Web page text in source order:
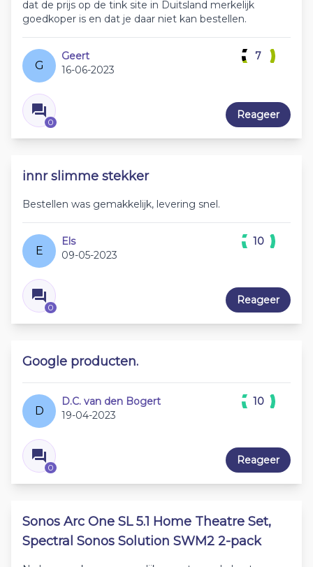
dat de prijs op de tink site in Duitsland merkelijk
goedkoper is en dat je daar niet kan bestellen.
G
Geert
16-06-2023
0
7
Reageer
innr slimme stekker
Bestellen was gemakkelijk, levering snel.
E
Els
09-05-2023
0
10
Reageer
Google producten.
D
D.C. van den Bogert
19-04-2023
0
10
Reageer
Sonos Arc One SL 5.1 Home Theatre Set,
Spectral Sonos Solution SWM2 2-pack